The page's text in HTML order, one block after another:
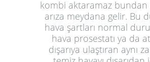
kombi aktaramaz bundan
arıza meydana gelir. Bu
hava şartları normal
hava prosestatı ya da
dışarıya ulaştıran aynı